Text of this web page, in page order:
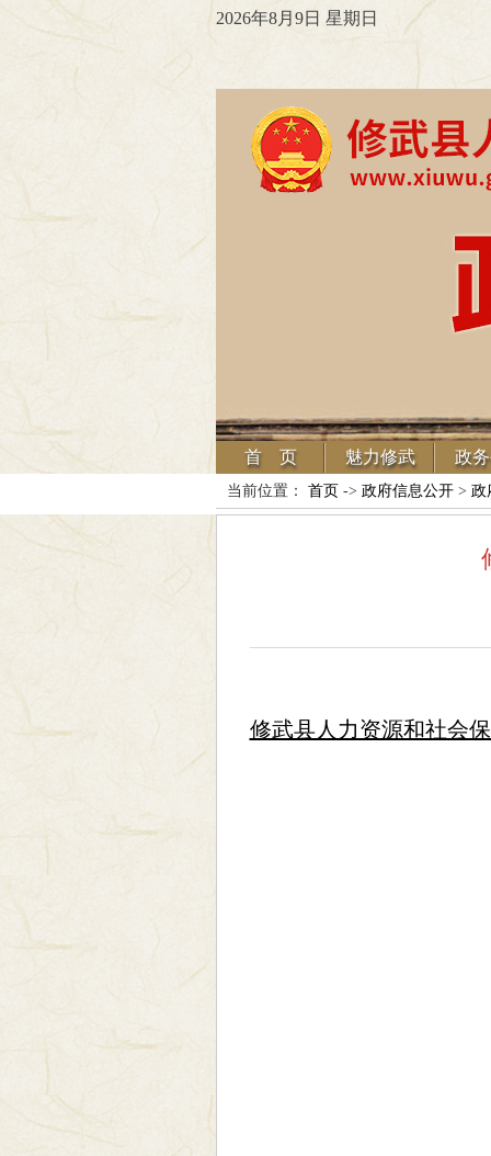
2026年8月9日 星期日
首 页 魅力修武 政
当前位置： 首页 -> 政府信息公开> 政
修武县人力资源和社会